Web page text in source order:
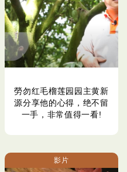
勞勿红毛榴莲园园主黄新
源分享他的心得，绝不留
一手，非常值得一看!
影片